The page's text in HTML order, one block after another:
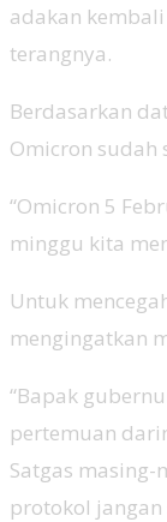
adakan
terangnya.
Berdasarkan
Omicron sudah
“Omicron 5
minggu kita
Untuk
mengingatkan
“Bapak
pertemuan
Satgas
protokol